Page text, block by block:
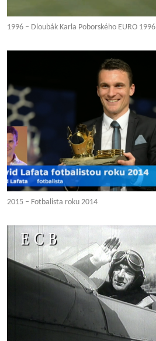
1996 – Dloubák Karla Poborského EURO 1996
2015 – Fotbalista roku 2014